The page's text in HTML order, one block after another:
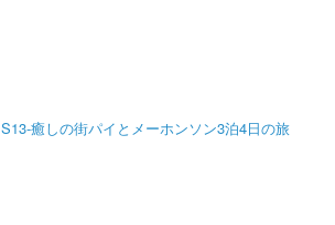
S13-癒しの街パイとメーホンソン3泊4日の旅